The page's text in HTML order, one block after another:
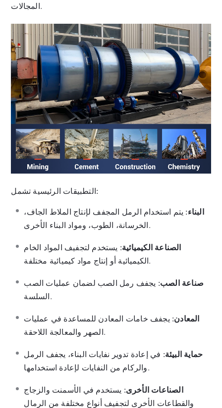
المجالات.
التطبيقات الرئيسية تشمل:
البناء: يتم استخدام الرمل المجفف لإنتاج الملاط الجاف،
الخرسانة، الطوب، ومواد البناء الأخرى.
الصناعة الكيميائية: يستخدم لتجفيف المواد الخام
الكيميائية أو إنتاج مواد كيميائية مختلفة.
صناعة الصب: يجفف رمل الصب لضمان عمليات الصب
السلسة.
المعادن: يجفف خامات المعادن للمساعدة في عمليات
الصهر والمعالجة اللاحقة.
حماية البيئة: في إعادة تدوير نفايات البناء، يجفف الرمل
والركام من النفايات لإعادة استخدامها.
الصناعات الأخرى: يستخدم في الأسمنت والزجاج
والقطاعات الأخرى لتجفيف أنواع مختلفة من الرمال